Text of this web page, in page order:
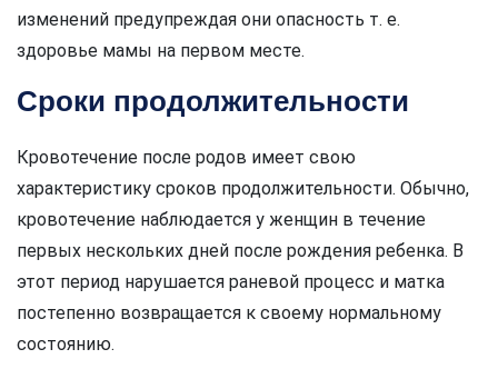
изменений предупреждая они опасность т. е.
здоровье мамы на первом месте.
Сроки продолжительности
Кровотечение после родов имеет свою
характеристику сроков продолжительности. Обычно,
кровотечение наблюдается у женщин в течение
первых нескольких дней после рождения ребенка. В
этот период нарушается раневой процесс и матка
постепенно возвращается к своему нормальному
состоянию.